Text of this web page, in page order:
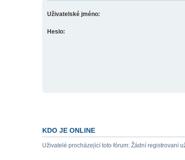
Uživatelské jméno:
Heslo:
KDO JE ONLINE
Uživatelé procházející toto fórum: Žádní registrovaní